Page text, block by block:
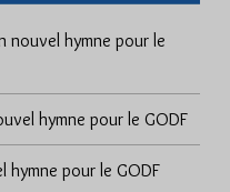
nouvel hymne pour le
hymne pour le GODF
hymne pour le GODF